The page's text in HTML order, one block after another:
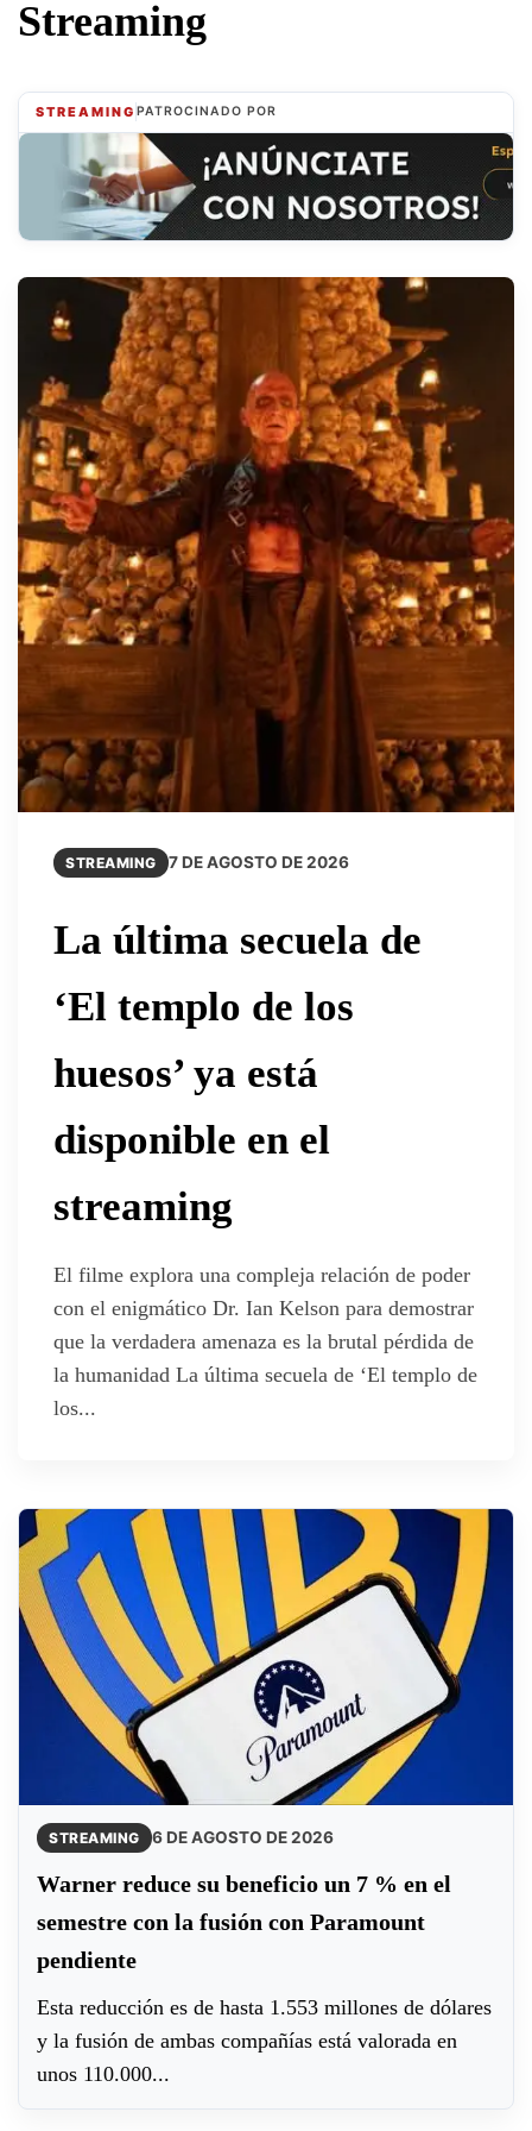
Streaming
STREAMING PATROCINADO POR
STREAMING 7 DE AGOSTO DE 2026
La última secuela de
‘El templo de los
huesos’ ya está
disponible en el
streaming
El filme explora una compleja relación de poder
con el enigmático Dr. Ian Kelson para demostrar
que la verdadera amenaza es la brutal pérdida de
la humanidad La última secuela de ‘El templo de
los...
STREAMING 6 DE AGOSTO DE 2026
Warner reduce su beneficio un 7 % en el
semestre con la fusión con Paramount
pendiente
Esta reducción es de hasta 1.553 millones de dólares
y la fusión de ambas compañías está valorada en
unos 110.000...